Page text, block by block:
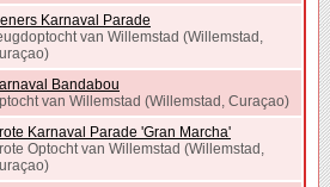
Karnaval Parade
van Willemstad (Willemstad,
Bandabou
van Willemstad (Willemstad, Curaçao)
Karnaval Parade 'Gran Marcha'
Optocht van Willemstad (Willemstad,